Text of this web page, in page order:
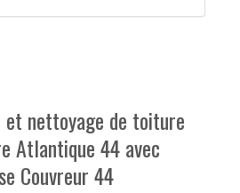
et nettoyage de toiture
Atlantique 44 avec
Couvreur 44